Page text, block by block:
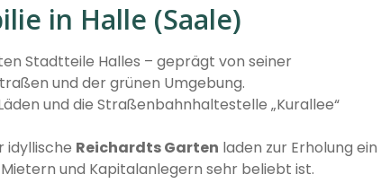
in Halle (Saale)
Stadtteile Halles – geprägt von seiner
und der grünen Umgebung.
und die Straßenbahnhaltestelle „Kurallee“
idyllische Reichardts Garten laden zur Erholung ein
und Kapitalanlegern sehr beliebt ist.